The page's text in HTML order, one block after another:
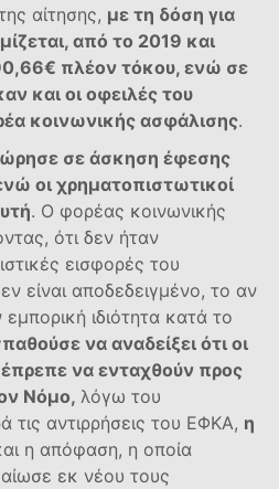
αίτησης, με τη δόση για
από το 2019 και
πλέον τόκου, ενώ σε
και οι οφειλές του
κοινωνικής ασφάλισης.
σε άσκηση έφεσης
οι χρηματοπιστωτικοί
. Ο φορέας κοινωνικής
ότι δεν ήταν
εισφορές του
είναι αποδεδειγμένο, το αν
ιδιότητα κατά το
να αναδείξει ότι οι
να ενταχθούν προς
Νόμο, λόγω του
τις αντιρρήσεις του ΕΦΚΑ, η
η απόφαση, η οποία
εκ νέου τους